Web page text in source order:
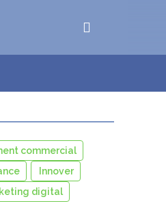
commercial
Innover
digital